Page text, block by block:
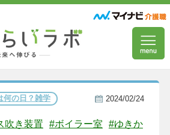
何の日？雑学 2024/02/24
吹き装置 #ボイラー室
#ゆきか